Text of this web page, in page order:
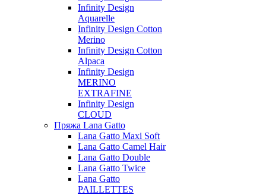
Infinity Design
Aquarelle
Infinity Design Cotton
Merino
Infinity Design Cotton
Alpaca
Infinity Design
MERINO
EXTRAFINE
Infinity Design
CLOUD
Пряжа Lana Gatto
Lana Gatto Maxi Soft
Lana Gatto Camel Hair
Lana Gatto Double
Lana Gatto Twice
Lana Gatto
PAILLETTES